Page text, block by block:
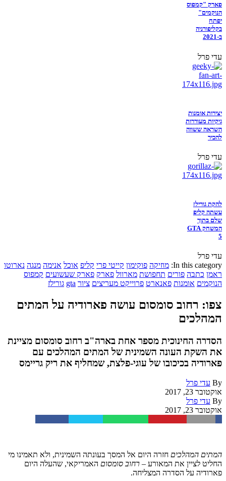
פארק "קמפוס
הנוקמים"
יפתח
בקליפורניה
ב-2021
עדי פרל
יצירות אומנות
גיקיות מעוררות
השראה ששווה
להכיר
עדי פרל
להקת גורילז
עשתה קליפ
שלם בתוך
המשחק GTA
5
עדי פרל
In this category: מוזיקה פוקימון קייטי פרי קליפ אוכל אנימה מנגה נארוטו
ראמן כתבה פורים תחפושת מארוול פארק פארק שעשועים קמפוס
הנוקמים אומנות פאנארט פרוייקט מעריצים ציור gta גורילז
צפו: רחוב סומסום עושה פארודיה על המתים
המהלכים
הסדרה החינוכית מספר אחת בארה"ב רחוב סומסום מציינת
את השקת העונה השמינית של המתים המהלכים עם
פארודיה בכיכובו של עוגי-פלצת, שמחליף את ריק גריימס
By עדי פרל
אוקטובר 23, 2017
By עדי פרל
אוקטובר 23, 2017
המתים המהלכים חזרה היום אל המסך בעונתה השמינית, ולא תאמינו מי
החליט לציין את המאורע – רחוב סומסום האמריקאי, שהעלה היום
פארודיה על הסדרה המצליחה.